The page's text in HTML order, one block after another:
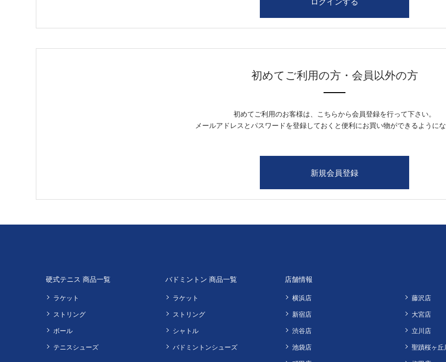
初めてご利用の方・会員以外の方
初めてご利用のお客様は、こちらから会員登録を行って下さい。
メールアドレスとパスワードを登録しておくと便利にお買い物ができるように
硬式テニス 商品一覧
ラケット
ストリング
ボール
テニスシューズ
バドミントン 商品一覧
ラケット
ストリング
シャトル
バドミントンシューズ
店舗情報
横浜店
新宿店
渋谷店
池袋店
藤沢店
大宮店
立川店
聖蹟桜ヶ丘